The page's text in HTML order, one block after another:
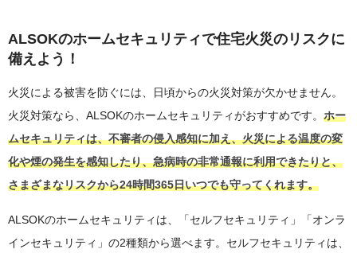
ALSOKのホームセキュリティで住宅火災のリスクに
備えよう！
火災による被害を防ぐには、日頃からの火災対策が欠かせません。
火災対策なら、ALSOKのホームセキュリティがおすすめです。 ホー
ムセキュリティは、不審者の侵入感知に加え、火災による温度の変
化や煙の発生を感知したり、急病時の非常通報に利用できたりと、
さまざまなリスクから24時間365日いつでも守ってくれます。
ALSOKのホームセキュリティは、「セルフセキュリティ」「オンラ
インセキュリティ」の2種類から選べます。セルフセキュリティは、